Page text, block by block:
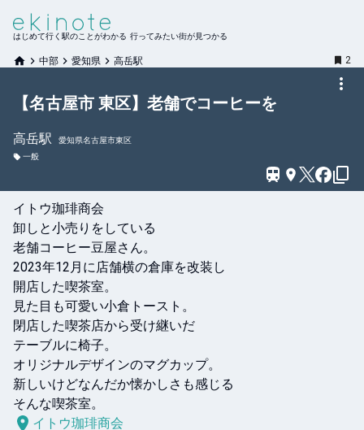
はじめて行く駅のことがわかる 行ってみたい街が見つかる
中部 愛知県 高岳駅 2
【名古屋市 東区】老舗でコーヒーを
高岳駅
愛知県名古屋市東区
一般
イトウ珈琲商会
卸しと小売りをしている
老舗コーヒー豆屋さん。
2023年12月に店舗横の倉庫を改装し
開店した喫茶室。
見た目も可愛い小倉トースト。
閉店した喫茶店から受け継いだ
テーブルに椅子。
オリジナルデザインのマグカップ。
新しいけどなんだか懐かしさも感じる
そんな喫茶室。
イトウ珈琲商会